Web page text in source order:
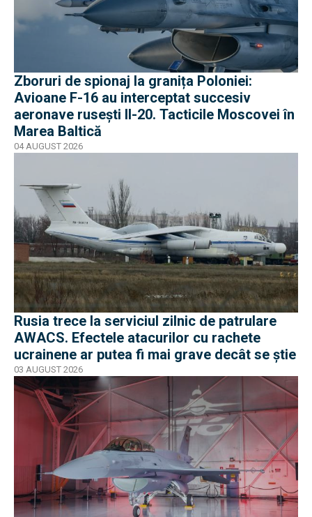
Zboruri de spionaj la granița Poloniei:
Avioane F-16 au interceptat succesiv
aeronave rusești Il-20. Tacticile Moscovei în
Marea Baltică
04 AUGUST 2026
Rusia trece la serviciul zilnic de patrulare
AWACS. Efectele atacurilor cu rachete
ucrainene ar putea fi mai grave decât se știe
03 AUGUST 2026